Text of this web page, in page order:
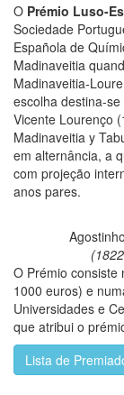
O Prémio Luso-
Sociedade
Española de
Madinaveitia
Madinaveitia-
escolha destina-
Vicente Lourenço
Madinaveitia y
em alternância, a
com projeção
anos pares.
O Prémio consiste
1000 euros) e
Universidades e
que atribui o
Lista de